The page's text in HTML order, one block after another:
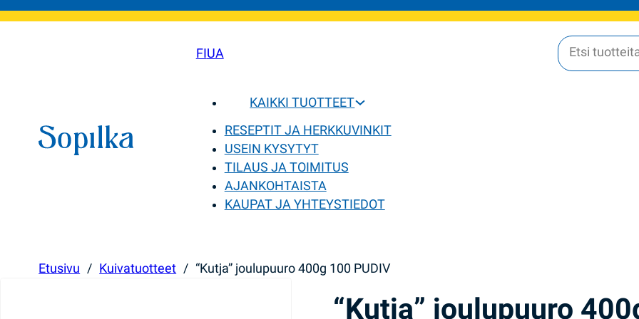
FIUA
KAIKKI TUOTTEET
RESEPTIT JA HERKKUVINKIT
USEIN KYSYTYT
TILAUS JA TOIMITUS
AJANKOHTAISTA
KAUPAT JA YHTEYSTIEDOT
Etusivu / Kuivatuotteet / “Kutja” joulupuuro 400g 100 PUDIV
“Kutja” joulupuuro